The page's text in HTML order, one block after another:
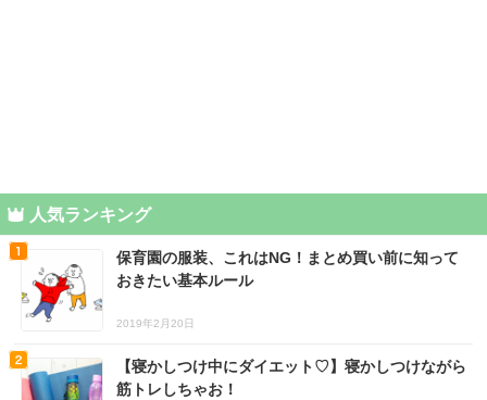
人気ランキング
保育園の服装、これはNG！まとめ買い前に知って
おきたい基本ルール
2019年2月20日
【寝かしつけ中にダイエット♡】寝かしつけながら
筋トレしちゃお！